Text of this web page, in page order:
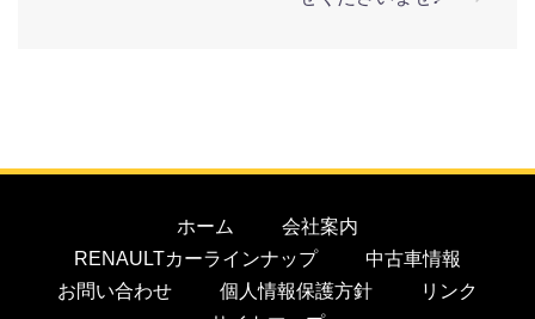
ホーム
会社案内
RENAULTカーラインナップ
中古車情報
お問い合わせ
個人情報保護方針
リンク